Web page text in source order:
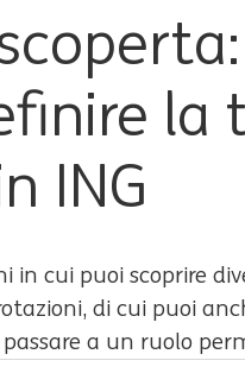
la
ING
in cui puoi scoprire
di cui puoi
a un ruolo